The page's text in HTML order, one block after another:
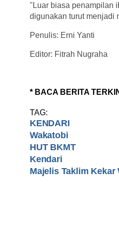
"Luar biasa penampilan
digunakan turut menjadi
Penulis: Erni Yanti
Editor: Fitrah Nugraha
* BACA BERITA
TAG:
KENDARI
Wakatobi
HUT BKMT
Kendari
Majelis Taklim Kekar